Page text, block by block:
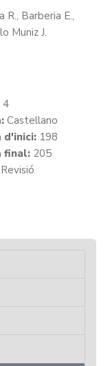
R., Barberia E.,
Muniz J.
4
Castellano
d'inici: 198
final: 205
Revisió